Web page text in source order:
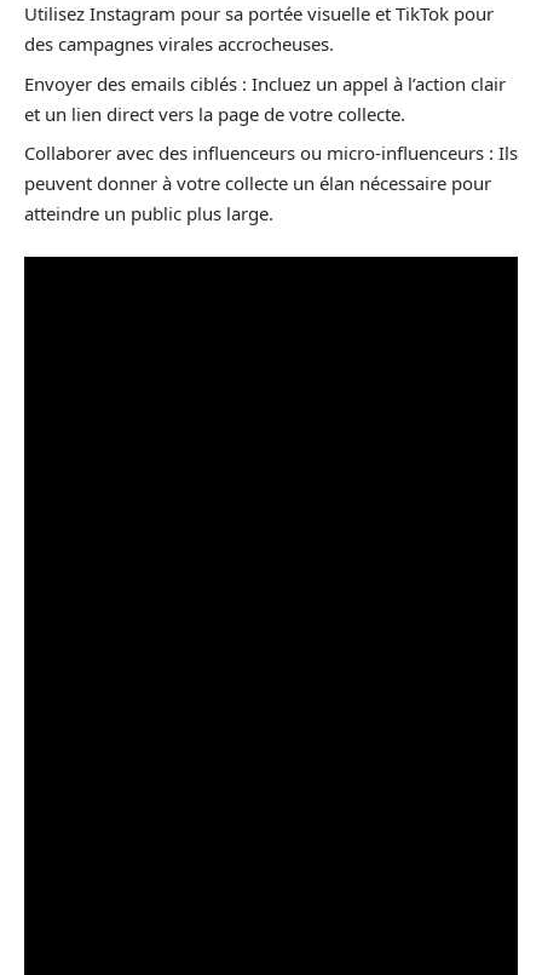
Utilisez Instagram pour sa portée visuelle et TikTok pour
des campagnes virales accrocheuses.
Envoyer des emails ciblés : Incluez un appel à l’action clair
et un lien direct vers la page de votre collecte.
Collaborer avec des influenceurs ou micro-influenceurs : Ils
peuvent donner à votre collecte un élan nécessaire pour
atteindre un public plus large.